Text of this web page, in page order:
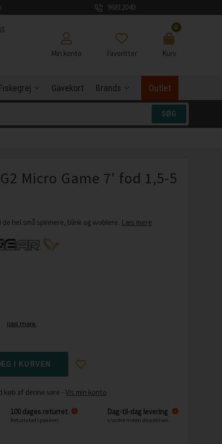
96812040
Min konto Favoritter
0
Kurv
Gavekort Brands Outlet
Micro Game 7' fod 1,5-5
hel små spinnere, blink og woblere. Læs mere
køb af denne vare -Vis min konto
100 dages returret
Returlabel i pakken
i Dag-til-dag levering
v/ordre inden deadlinen
i